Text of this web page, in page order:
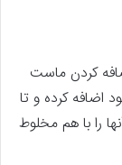
کردن ماست
اضافه کرده و تا
را با هم مخلوط